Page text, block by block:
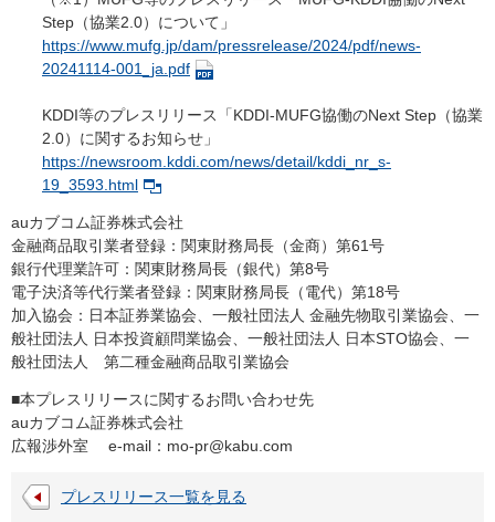
Step（協業2.0）について」
https://www.mufg.jp/dam/pressrelease/2024/pdf/news-
20241114-001_ja.pdf
KDDI等のプレスリリース「KDDI-MUFG協働のNext Step（協業
2.0）に関するお知らせ」
https://newsroom.kddi.com/news/detail/kddi_nr_s-
19_3593.html
auカブコム証券株式会社
金融商品取引業者登録：関東財務局長（金商）第61号
銀行代理業許可：関東財務局長（銀代）第8号
電子決済等代行業者登録：関東財務局長（電代）第18号
加入協会：日本証券業協会、一般社団法人 金融先物取引業協会、一
般社団法人 日本投資顧問業協会、一般社団法人 日本STO協会、一
般社団法人 第二種金融商品取引業協会
■本プレスリリースに関するお問い合わせ先
auカブコム証券株式会社
広報渉外室 e-mail： mo-pr@kabu.com
プレスリリース一覧を見る